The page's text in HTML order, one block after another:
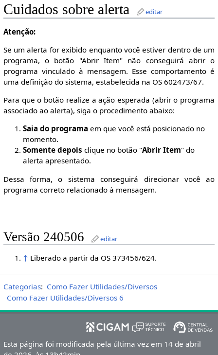
Cuidados sobre alerta editar
Atenção:
Se um alerta for exibido enquanto você estiver dentro de um
programa, o botão "Abrir Item" não conseguirá abrir o
programa vinculado à mensagem. Esse comportamento é
uma definição do sistema, estabelecida na OS 602473/67.
Para que o botão realize a ação esperada (abrir o programa
associado ao alerta), siga o procedimento abaixo:
Saia do programa em que você está posicionado no
momento.
Somente depois clique no botão "Abrir Item" do
alerta apresentado.
Dessa forma, o sistema conseguirá direcionar você ao
programa correto relacionado à mensagem.
Versão 240506 editar
↑ Liberado a partir da OS 373456/624.
Categorias: Como Fazer Utilidades/Diversos
Como Fazer Utilidades/Diversos 6
Esta página foi modificada pela última vez em 14 de abril